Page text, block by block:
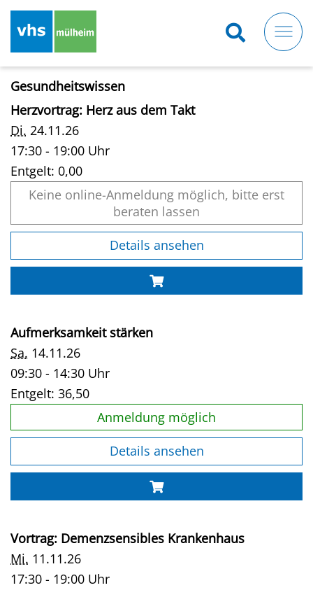
Gesundheitswissen
Herzvortrag: Herz aus dem Takt
Di. 24.11.26
17:30 - 19:00 Uhr
Entgelt: 0,00
Keine online-Anmeldung möglich, bitte erst
beraten lassen
Details ansehen
Aufmerksamkeit stärken
Sa. 14.11.26
09:30 - 14:30 Uhr
Entgelt: 36,50
Anmeldung möglich
Details ansehen
Vortrag: Demenzsensibles Krankenhaus
Mi. 11.11.26
17:30 - 19:00 Uhr